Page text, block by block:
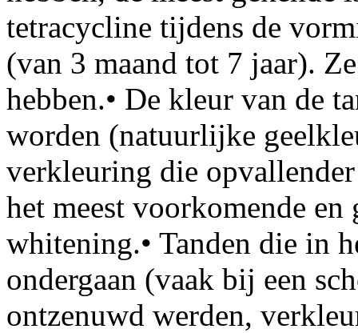
tetracycline tijdens de
(van 3 maand tot 7 jaar).
hebben.• De kleur van de
worden (natuurlijke
verkleuring die
het meest voorkomende en
whitening.• Tanden die in
ondergaan (vaak bij een
ontzenuwd werden,